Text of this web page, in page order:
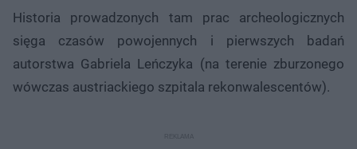
Historia prowadzonych tam prac archeologicznych
sięga czasów powojennych i pierwszych badań
autorstwa Gabriela Leńczyka (na terenie zburzonego
wówczas austriackiego szpitala rekonwalescentów).